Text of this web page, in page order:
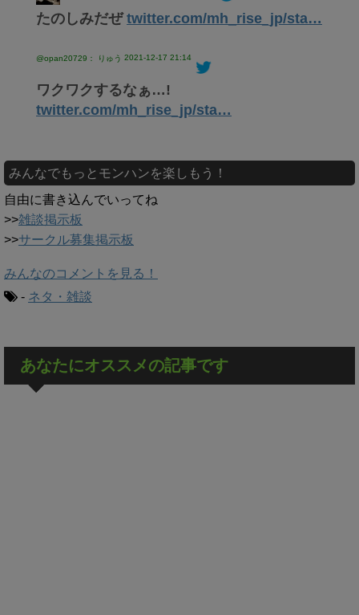
たのしみだぜtwitter.com/mh_rise_jp/sta…
@opan20729： りゅう 2021-12-17 21:14
ワクワクするなぁ…!
twitter.com/mh_rise_jp/sta…
みんなでもっとモンハンを楽しもう！
自由に書き込んでいってね
>>雑談掲示板
>>サークル募集掲示板
みんなのコメントを見る！
- ネタ・雑談
あなたにオススメの記事です